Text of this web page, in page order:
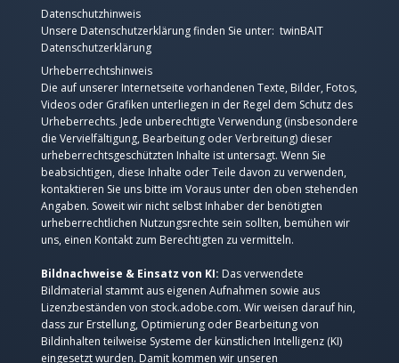
Datenschutzhinweis
Unsere Datenschutzerklärung finden Sie unter: twinBAIT
Datenschutzerklärung
Urheberrechtshinweis
Die auf unserer Internetseite vorhandenen Texte, Bilder, Fotos,
Videos oder Grafiken unterliegen in der Regel dem Schutz des
Urheberrechts. Jede unberechtigte Verwendung (insbesondere
die Vervielfältigung, Bearbeitung oder Verbreitung) dieser
urheberrechtsgeschützten Inhalte ist untersagt. Wenn Sie
beabsichtigen, diese Inhalte oder Teile davon zu verwenden,
kontaktieren Sie uns bitte im Voraus unter den oben stehenden
Angaben. Soweit wir nicht selbst Inhaber der benötigten
urheberrechtlichen Nutzungsrechte sein sollten, bemühen wir
uns, einen Kontakt zum Berechtigten zu vermitteln.
Bildnachweise & Einsatz von KI: Das verwendete
Bildmaterial stammt aus eigenen Aufnahmen sowie aus
Lizenzbeständen von stock.adobe.com. Wir weisen darauf hin,
dass zur Erstellung, Optimierung oder Bearbeitung von
Bildinhalten teilweise Systeme der künstlichen Intelligenz (KI)
eingesetzt wurden. Damit kommen wir unseren